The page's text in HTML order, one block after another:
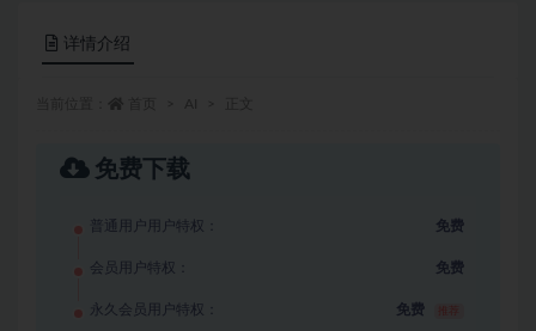
详情介绍
免费下载
普通用户用户特权： 免费
会员用户特权： 免费
永久会员用户特权： 免费